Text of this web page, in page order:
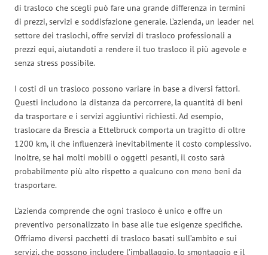
di trasloco che scegli può fare una grande differenza in termini
di prezzi, servizi e soddisfazione generale. L’azienda, un leader nel
settore dei traslochi, offre servizi di trasloco professionali a
prezzi equi, aiutandoti a rendere il tuo trasloco il più agevole e
senza stress possibile.
I costi di un trasloco possono variare in base a diversi fattori.
Questi includono la distanza da percorrere, la quantità di beni
da trasportare e i servizi aggiuntivi richiesti. Ad esempio,
traslocare da Brescia a Ettelbruck comporta un tragitto di oltre
1200 km, il che influenzerà inevitabilmente il costo complessivo.
Inoltre, se hai molti mobili o oggetti pesanti, il costo sarà
probabilmente più alto rispetto a qualcuno con meno beni da
trasportare.
L’azienda comprende che ogni trasloco è unico e offre un
preventivo personalizzato in base alle tue esigenze specifiche.
Offriamo diversi pacchetti di trasloco basati sull’ambito e sui
servizi, che possono includere l’imballaggio, lo smontaggio e il